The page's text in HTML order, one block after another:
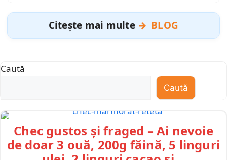
Citește mai multe BLOG
Caută
Caută
Chec gustos și fraged – Ai nevoie
de doar 3 ouă, 200g făină, 5 linguri